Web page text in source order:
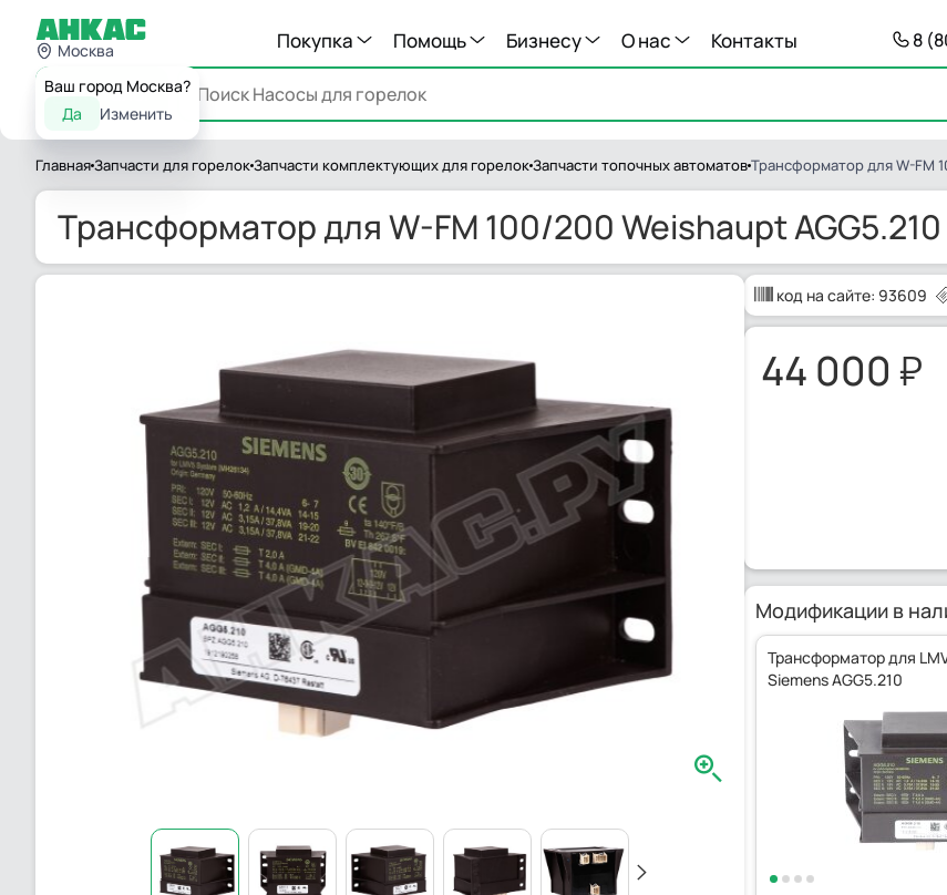
Москва
Ваш город Москва?
Да
Изменить
Покупка Помощь Бизнесу О нас Контакты 8
Каталог
ГлавнаяЗапчасти для горелокЗапчасти комплектующих для горелокЗапчасти топочных автоматовТрансформатор для W-FM
Трансформатор для W-FM 100/200 Weishaupt AGG5.210
код на сайте: 93609
44 000
Модификации в
Трансформатор для
Siemens AGG5.210